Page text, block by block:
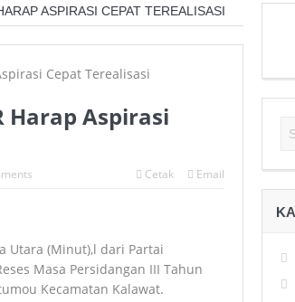
ASPIRASI CEPAT TEREALISASI
Harap Aspirasi
Cetak Email
Utara (Minut),l dari Partai
Masa Persidangan III Tahun
Kecamatan Kalawat.